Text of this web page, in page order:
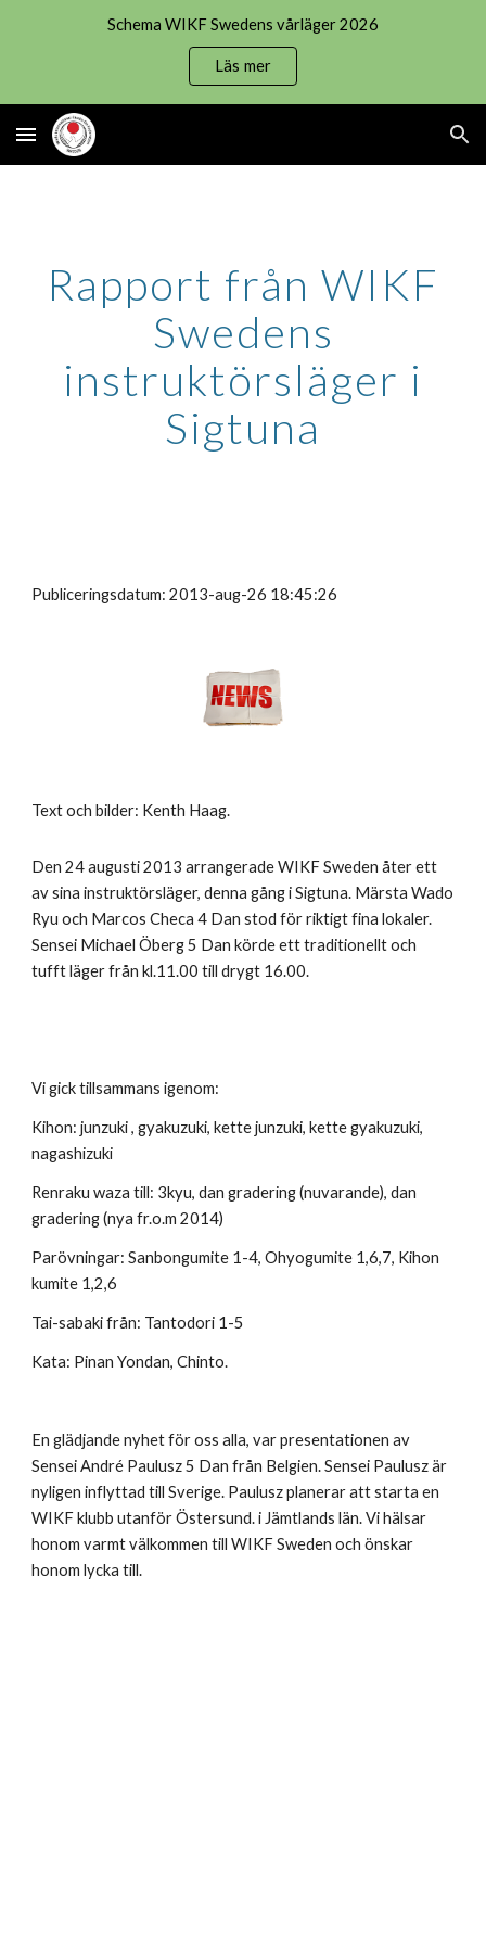
Schema WIKF Swedens vårläger 2026
Läs mer
Rapport från WIKF
Swedens
instruktörsläger i
Sigtuna
Publiceringsdatum: 2013-aug-26 18:45:26
Text och bilder: Kenth Haag.
Den 24 augusti 2013 arrangerade WIKF Sweden åter ett
av sina instruktörsläger, denna gång i Sigtuna. Märsta Wado
Ryu och Marcos Checa 4 Dan stod för riktigt fina lokaler.
Sensei Michael Öberg 5 Dan körde ett traditionellt och
tufft läger från kl.11.00 till drygt 16.00.
Vi gick tillsammans igenom:
Kihon: junzuki , gyakuzuki, kette junzuki, kette gyakuzuki,
nagashizuki
Renraku waza till: 3kyu, dan gradering (nuvarande), dan
gradering (nya fr.o.m 2014)
Parövningar: Sanbongumite 1-4, Ohyogumite 1,6,7, Kihon
kumite 1,2,6
Tai-sabaki från: Tantodori 1-5
Kata: Pinan Yondan, Chinto.
En glädjande nyhet för oss alla, var presentationen av
Sensei André Paulusz 5 Dan från Belgien. Sensei Paulusz är
nyligen inflyttad till Sverige. Paulusz planerar att starta en
WIKF klubb utanför Östersund. i Jämtlands län. Vi hälsar
honom varmt välkommen till WIKF Sweden och önskar
honom lycka till.